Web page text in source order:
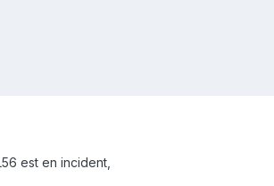
est en incident,